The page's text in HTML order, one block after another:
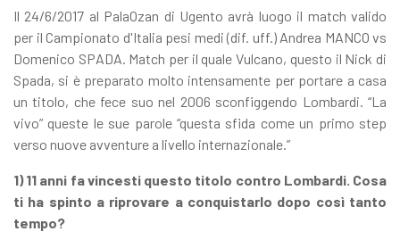
Il 24/6/2017 al PalaOzan di Ugento avrà luogo il match valido
per il Campionato d'Italia pesi medi (dif. uff.) Andrea MANCO vs
Domenico SPADA. Match per il quale Vulcano, questo il Nick di
Spada, si è preparato molto intensamente per portare a casa
un titolo, che fece suo nel 2006 sconfiggendo Lombardi. “La
vivo” queste le sue parole “questa sfida come un primo step
verso nuove avventure a livello internazionale.”
1) 11 anni fa vincesti questo titolo contro Lombardi. Cosa
ti ha spinto a riprovare a conquistarlo dopo così tanto
tempo?